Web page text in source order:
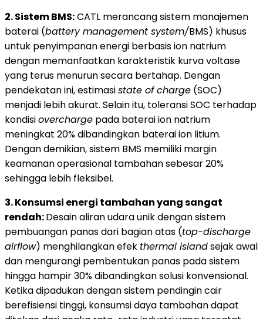
2. Sistem BMS:CATL merancang sistem manajemen
baterai (battery management system/BMS) khusus
untuk penyimpanan energi berbasis ion natrium
dengan memanfaatkan karakteristik kurva voltase
yang terus menurun secara bertahap. Dengan
pendekatan ini, estimasistate of charge (SOC)
menjadi lebih akurat. Selain itu, toleransi SOC terhadap
kondisiovercharge pada baterai ion natrium
meningkat 20% dibandingkan baterai ion litium.
Dengan demikian, sistem BMS memiliki margin
keamanan operasional tambahan sebesar 20%
sehingga lebih fleksibel.
3. Konsumsi energi tambahan yang sangat
rendah:Desain aliran udara unik dengan sistem
pembuangan panas dari bagian atas (top-discharge
airflow) menghilangkan efek thermal islandsejak awal
dan mengurangi pembentukan panas pada sistem
hingga hampir 30% dibandingkan solusi konvensional.
Ketika dipadukan dengan sistem pendingin cair
berefisiensi tinggi, konsumsi daya tambahan dapat